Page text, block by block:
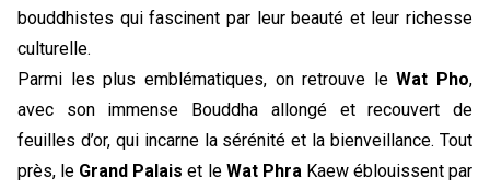
bouddhistes qui fascinent par leur beauté et leur richesse
culturelle.
Parmi les plus emblématiques, on retrouve le Wat Pho,
avec son immense Bouddha allongé et recouvert de
feuilles d’or, qui incarne la sérénité et la bienveillance. Tout
près, le Grand Palais et le Wat Phra Kaew éblouissent par